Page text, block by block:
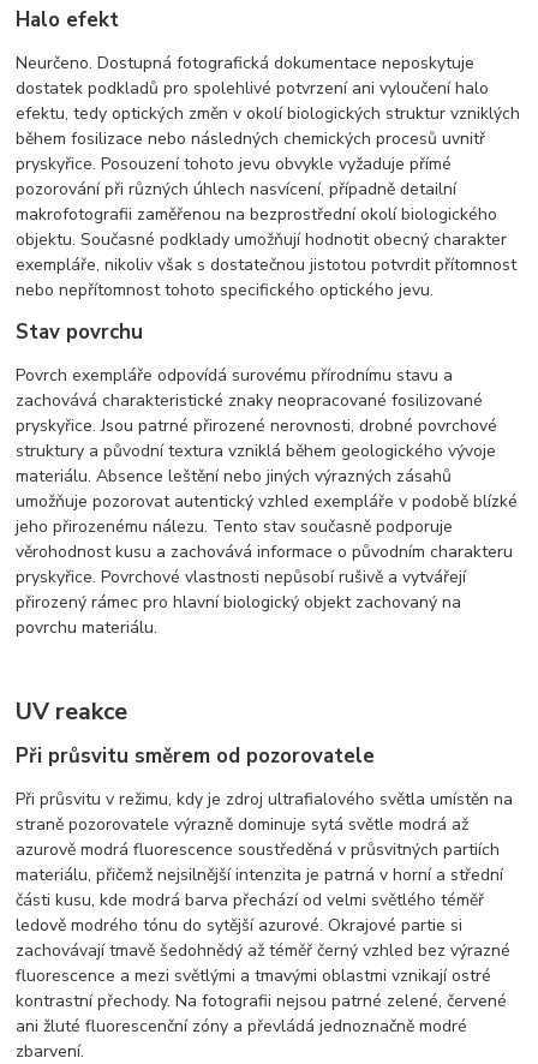
Halo efekt
Neurčeno. Dostupná fotografická dokumentace neposkytuje
dostatek podkladů pro spolehlivé potvrzení ani vyloučení halo
efektu, tedy optických změn v okolí biologických struktur vzniklých
během fosilizace nebo následných chemických procesů uvnitř
pryskyřice. Posouzení tohoto jevu obvykle vyžaduje přímé
pozorování při různých úhlech nasvícení, případně detailní
makrofotografii zaměřenou na bezprostřední okolí biologického
objektu. Současné podklady umožňují hodnotit obecný charakter
exempláře, nikoliv však s dostatečnou jistotou potvrdit přítomnost
nebo nepřítomnost tohoto specifického optického jevu.
Stav povrchu
Povrch exempláře odpovídá surovému přírodnímu stavu a
zachovává charakteristické znaky neopracované fosilizované
pryskyřice. Jsou patrné přirozené nerovnosti, drobné povrchové
struktury a původní textura vzniklá během geologického vývoje
materiálu. Absence leštění nebo jiných výrazných zásahů
umožňuje pozorovat autentický vzhled exempláře v podobě blízké
jeho přirozenému nálezu. Tento stav současně podporuje
věrohodnost kusu a zachovává informace o původním charakteru
pryskyřice. Povrchové vlastnosti nepůsobí rušivě a vytvářejí
přirozený rámec pro hlavní biologický objekt zachovaný na
povrchu materiálu.
UV reakce
Při průsvitu směrem od pozorovatele
Při průsvitu v režimu, kdy je zdroj ultrafialového světla umístěn na
straně pozorovatele výrazně dominuje sytá světle modrá až
azurově modrá fluorescence soustředěná v průsvitných partiích
materiálu, přičemž nejsilnější intenzita je patrná v horní a střední
části kusu, kde modrá barva přechází od velmi světlého téměř
ledově modrého tónu do sytější azurové. Okrajové partie si
zachovávají tmavě šedohnědý až téměř černý vzhled bez výrazné
fluorescence a mezi světlými a tmavými oblastmi vznikají ostré
kontrastní přechody. Na fotografii nejsou patrné zelené, červené
ani žluté fluorescenční zóny a převládá jednoznačně modré
zbarvení.